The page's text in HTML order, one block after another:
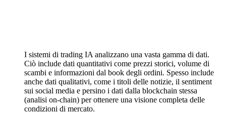
I sistemi di trading IA analizzano una vasta gamma di dati.
Ciò include dati quantitativi come prezzi storici, volume di
scambi e informazioni dal book degli ordini. Spesso include
anche dati qualitativi, come i titoli delle notizie, il sentiment
sui social media e persino i dati dalla blockchain stessa
(analisi on-chain) per ottenere una visione completa delle
condizioni di mercato.